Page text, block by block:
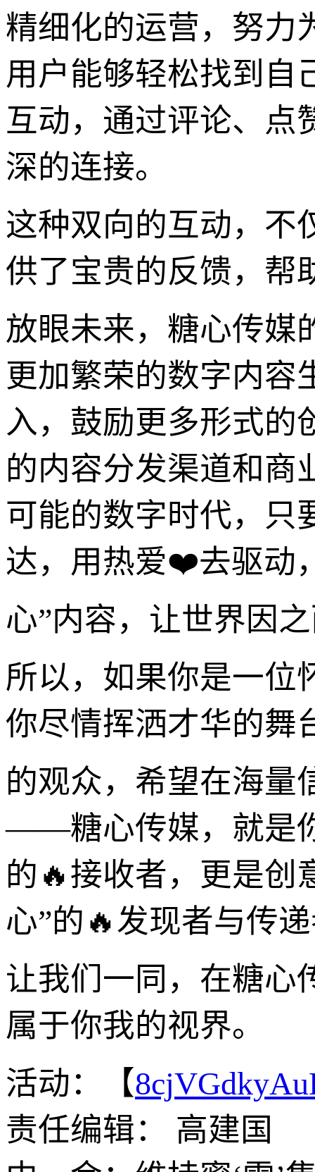
精细化的运营，努力
用户能够轻松找到自
互动，通过评论、点
深的连接。
这种双向的互动，不
供了宝贵的反馈，帮
放眼未来，糖心传媒
更加繁荣的数字内容
入，鼓励更多形式的
的内容分发渠道和商
可能的数字时代，只
达，用热爱❤️去驱动
心”内容，让世界因
所以，如果你是一位
你尽情挥洒才华的
的观众，希望在海量
——糖心传媒，就是
的🔥接收者，更是创
心”的🔥发现者与传
让我们一同，在糖心
属于你我的视界。
活动：【
责任编辑： 高建国